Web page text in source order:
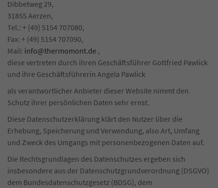
Dibbetweg 29,
31855 Aerzen,
Tel.: + (49) 5154 707080,
Fax: + (49) 5154 707090,
Mail: info@thermomont.de ,
diese vertreten durch ihren Geschäftsführer Gottfried Pawlick
und ihre Geschäftsführerin Angela Pawlick
als verantwortlicher Anbieter dieser Website nimmt den
Schutz ihrer persönlichen Daten sehr ernst.
Diese Datenschutzerklärung klärt den Nutzer über die
Erhebung, Speicherung und Verwendung, also Art, Umfang
und Zweck des Umgangs mit personenbezogenen Daten auf.
Die Rechtsgrundlagen des Datenschutzes ergeben sich
insbesondere aus der Datenschutzgrundverordnung (DSGVO)
dem Bundesdatenschutzgesetz (BDSG), dem